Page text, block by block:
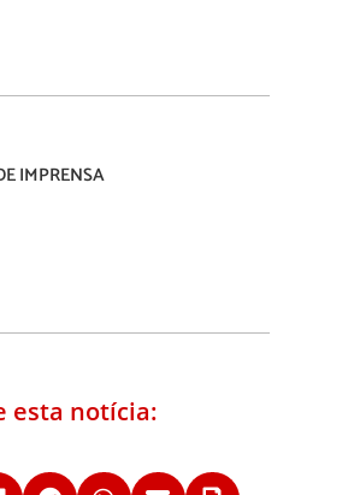
IMPRENSA
esta notícia: